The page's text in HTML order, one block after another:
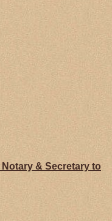
Notary & Secretary to